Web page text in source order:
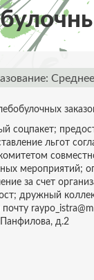
Среднее
льгот
мероприятий;
за счет
дружный
Панфилова, д.2